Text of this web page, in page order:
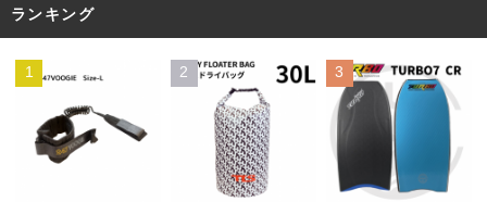
ランキング
1 2 3